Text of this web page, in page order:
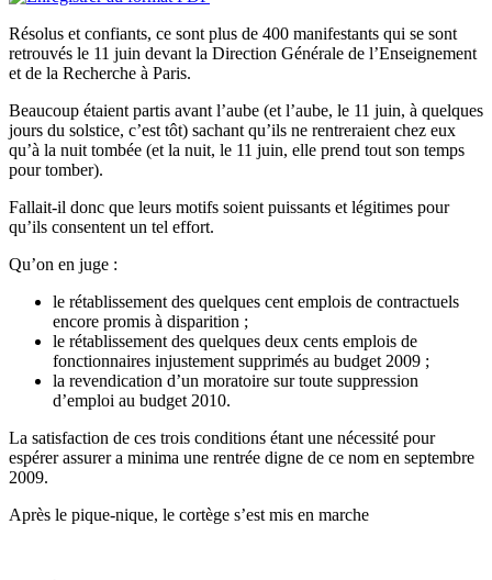
Résolus et confiants, ce sont plus de 400 manifestants qui se sont
retrouvés le 11 juin devant la Direction Générale de l’Enseignement
et de la Recherche à Paris.
Beaucoup étaient partis avant l’aube (et l’aube, le 11 juin, à quelques
jours du solstice, c’est tôt) sachant qu’ils ne rentreraient chez eux
qu’à la nuit tombée (et la nuit, le 11 juin, elle prend tout son temps
pour tomber).
Fallait-il donc que leurs motifs soient puissants et légitimes pour
qu’ils consentent un tel effort.
Qu’on en juge :
le rétablissement des quelques cent emplois de contractuels
encore promis à disparition ;
le rétablissement des quelques deux cents emplois de
fonctionnaires injustement supprimés au budget 2009 ;
la revendication d’un moratoire sur toute suppression
d’emploi au budget 2010.
La satisfaction de ces trois conditions étant une nécessité pour
espérer assurer a minima une rentrée digne de ce nom en septembre
2009.
Après le pique-nique, le cortège s’est mis en marche